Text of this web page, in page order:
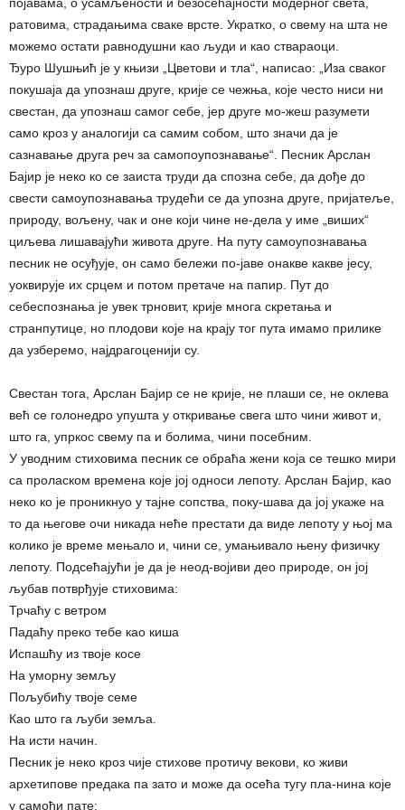
ратовима, страдањима сваке врсте. Укратко, о свему на шта не
можемо остати равнодушни као људи и као ствараоци.
Ђуро Шушњић је у књизи „Цветови и тла“, написао: „Иза сваког
покушаја да упознаш друге, крије се чежња, које често ниси ни
свестан, да упознаш самог себе, јер друге мо-жеш разумети
само кроз у аналогији са самим собом, што значи да је
сазнавање друга реч за самопоупознавање“. Песник Арслан
Бајир је неко ко се заиста труди да спозна себе, да дође до
свести самоупознавања трудећи се да упозна друге, пријатеље,
природу, вољену, чак и оне који чине не-дела у име „виших“
циљева лишавајући живота друге. На путу самоупознавања
песник не осуђује, он само бележи по-јаве онакве какве јесу,
уоквирује их срцем и потом претаче на папир. Пут до
себеспознања је увек трновит, крије многа скретања и
странпутице, но плодови које на крају тог пута имамо прилике
да узберемо, најдрагоценији су.
Свестан тога, Арслан Бајир се не крије, не плаши се, не оклева
већ се голонедро упушта у откривање свега што чини живот и,
што га, упркос свему па и болима, чини посебним.
У уводним стиховима песник се обраћа жени која се тешко мири
са проласком времена које јој односи лепоту. Арслан Бајир, као
неко ко је проникнуо у тајне сопства, поку-шава да јој укаже на
то да његове очи никада неће престати да виде лепоту у њој ма
колико је време мењало и, чини се, умањивало њену физичку
лепоту. Подсећајући је да је неод-војиви део природе, он јој
љубав потврђује стиховима:
Трчаћу с ветром
Падаћу преко тебе као киша
Испашћу из твоје косе
На уморну земљу
Пољубићу твоје семе
Као што га љуби земља.
На исти начин.
Песник је неко кроз чије стихове протичу векови, ко живи
архетипове предака па зато и може да осећа тугу пла-нина које
у самоћи пате: